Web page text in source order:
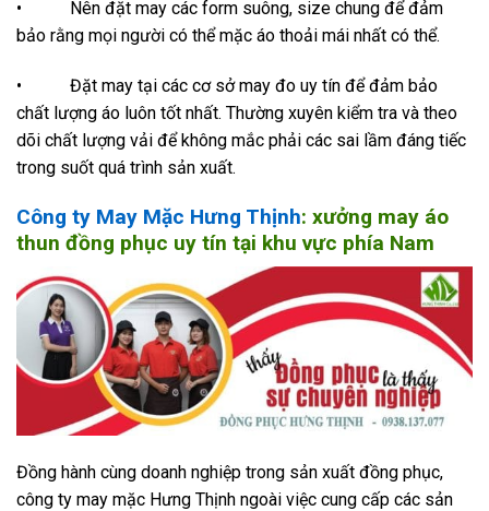
• Nên đặt may các form suông, size chung để đảm
bảo rằng mọi người có thể mặc áo thoải mái nhất có thể.
• Đặt may tại các cơ sở may đo uy tín để đảm bảo
chất lượng áo luôn tốt nhất. Thường xuyên kiểm tra và theo
dõi chất lượng vải để không mắc phải các sai lầm đáng tiếc
trong suốt quá trình sản xuất.
Công ty May Mặc Hưng Thịnh: xưởng may áo
thun đồng phục uy tín tại khu vực phía Nam
Đồng hành cùng doanh nghiệp trong sản xuất đồng phục,
công ty may mặc Hưng Thịnh ngoài việc cung cấp các sản